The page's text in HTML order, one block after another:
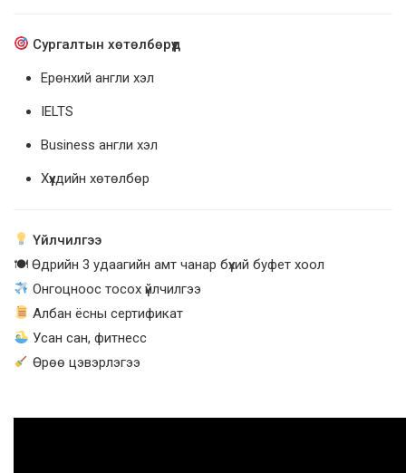
Сургалтын хөтөлбөрүүд
Ерөнхий англи хэл
IELTS
Business англи хэл
Хүүхдийн хөтөлбөр
Үйлчилгээ
🍽 Өдрийн 3 удаагийн амт чанар бүхий буфет хоол
Онгоцноос тосох үйлчилгээ
Албан ёсны сертификат
Усан сан, фитнесс
Өрөө цэвэрлэгээ